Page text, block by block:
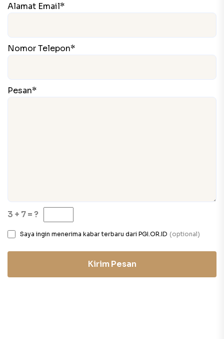
Alamat Email*
Nomor Telepon*
Pesan*
3 + 7 = ?
Saya ingin menerima kabar terbaru dari PGI.OR.ID (optional)
Kirim Pesan